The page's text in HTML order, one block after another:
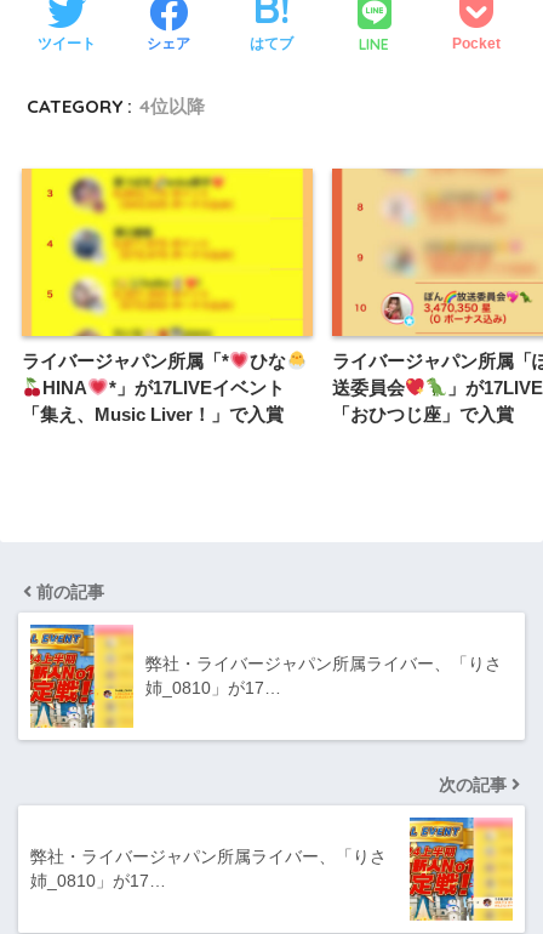
ツイート シェア はてブ LINE Pocket
CATEGORY : 4位以降
ライバージャパン所属「*
ひな
HINA
*」が17LIVEイベント
「集え、Music Liver！」で入賞
ライバージャパン所属「
送委員会
」が
「おひつじ座」で入賞
前の記事
弊社・ライバージャパン所属ライバー、「りさ
姉_0810」が17…
次の記事
弊社・ライバージャパン所属ライバー、「りさ
姉_0810」が17…